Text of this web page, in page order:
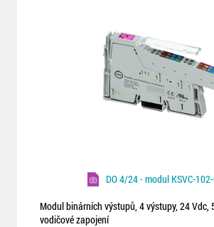
DO 4/24 - modul KSVC-
Modul binárních výstupů, 4 výstupy, 24 Vdc,
vodičové zapojení